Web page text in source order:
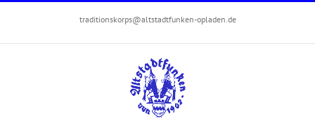
springen
traditionskorps@altstadtfunken-opladen.de